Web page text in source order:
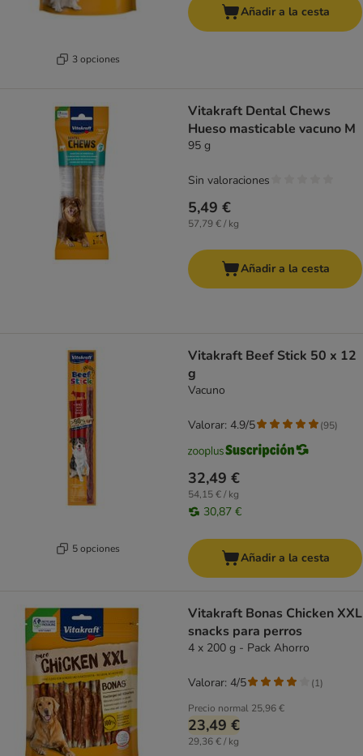
3 opciones
Añadir a la cesta
Vitakraft Dental Chews
Hueso masticable vacuno M
95 g
5,49 €
57,79 € / kg
Sin valoraciones
Añadir a la cesta
5 opciones
Vitakraft Beef Stick 50 x 12
g
Vacuno
32,49 €
54,15 € / kg
30,87 €
Valorar: 4.9/5 (95)
Añadir a la cesta
Vitakraft Bonas Chicken XXL
snacks para perros
4 x 200 g - Pack Ahorro
Precio normal 25,96 €
23,49 €
29,36 € / kg
Valorar: 4/5 (1)